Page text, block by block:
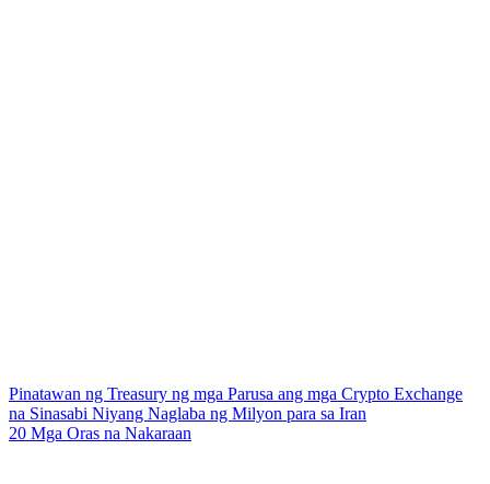
Pinatawan ng Treasury ng mga Parusa ang mga Crypto Exchange
na Sinasabi Niyang Naglaba ng Milyon para sa Iran
20 Mga Oras na Nakaraan